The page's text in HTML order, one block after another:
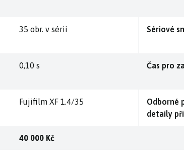
35 obr. v sérii Sériové
0,10 s Čas pro
Fujifilm XF 1.4/35
Odborné
detaily
40 000 Kč